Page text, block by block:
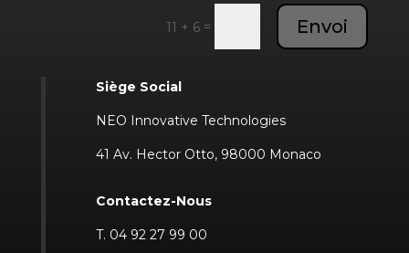
11 + 6 = Envoi
Siège Social
NEO Innovative Technologies
41 Av. Hector Otto, 98000 Monaco
Contactez-Nous
T. 04 92 27 99 00